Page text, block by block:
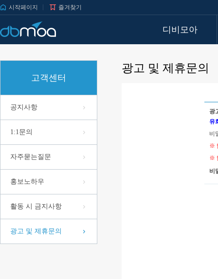
시작페이지 즐겨찾기
디비모아
고객센터
공지사항
1:1문의
자주묻는질문
홍보노하우
활동 시 금지사항
광고 및 제휴문의
광고 및 제휴문의
광
유
비
※
※
비